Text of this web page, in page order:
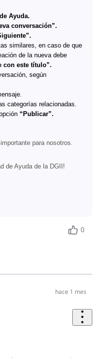
Ayuda.
conversación”.
similares, en caso de que
de la nueva debe
con este título”.
según
categorías relacionadas.
“Publicar”.
para nosotros.
de Ayuda de la DGII!
0
hace 1 mes